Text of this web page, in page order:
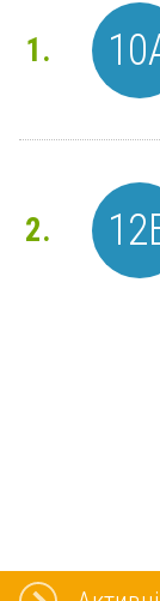
1.
2.